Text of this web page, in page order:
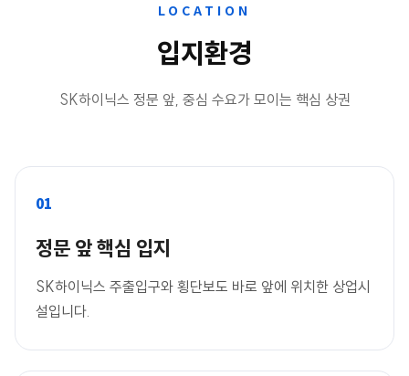
LOCATION
입지환경
SK하이닉스 정문 앞, 중심 수요가 모이는 핵심 상권
01
정문 앞 핵심 입지
SK하이닉스 주출입구와 횡단보도 바로 앞에 위치한 상업시
설입니다.